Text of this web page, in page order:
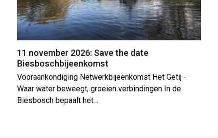
11 november 2026: Save the date
Biesboschbijeenkomst
Vooraankondiging Netwerkbijeenkomst Het Getij -
Waar water beweegt, groeien verbindingen In de
Biesbosch bepaalt het…